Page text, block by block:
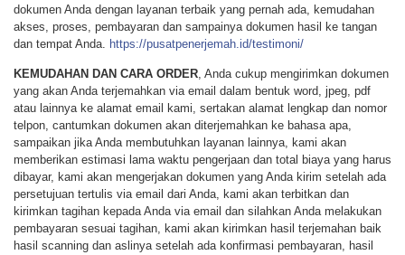
dokumen Anda dengan layanan terbaik yang pernah ada, kemudahan
akses, proses, pembayaran dan sampainya dokumen hasil ke tangan
dan tempat Anda. https://pusatpenerjemah.id/testimoni/
KEMUDAHAN DAN CARA ORDER, Anda cukup mengirimkan dokumen
yang akan Anda terjemahkan via email dalam bentuk word, jpeg, pdf
atau lainnya ke alamat email kami, sertakan alamat lengkap dan nomor
telpon, cantumkan dokumen akan diterjemahkan ke bahasa apa,
sampaikan jika Anda membutuhkan layanan lainnya, kami akan
memberikan estimasi lama waktu pengerjaan dan total biaya yang harus
dibayar, kami akan mengerjakan dokumen yang Anda kirim setelah ada
persetujuan tertulis via email dari Anda, kami akan terbitkan dan
kirimkan tagihan kepada Anda via email dan silahkan Anda melakukan
pembayaran sesuai tagihan, kami akan kirimkan hasil terjemahan baik
hasil scanning dan aslinya setelah ada konfirmasi pembayaran, hasil